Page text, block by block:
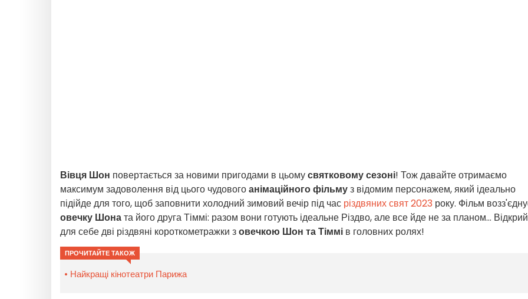
Вівця Шон повертається за новими пригодами в цьомусвятковому сезоні! Тож давайте отримаємо
максимум задоволення від цього чудовогоанімаційного фільмуз відомим персонажем, який ідеально
підійде для того, щоб заповнити холодний зимовий вечір під час різдвяних свят 2023 року. Фільм
овечку Шоната його друга Тіммі: разом вони готують ідеальне Різдво, але все йде не за планом...
для себе дві різдвяні короткометражки зовечкою Шон та Тіммі в головних ролях!
ПРОЧИТАЙТЕ ТАКОЖ
Найкращі кінотеатри Парижа